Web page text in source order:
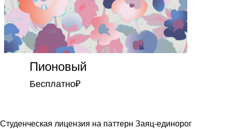
Пионовый
Бесплатно₽
Студенческая лицензия на паттерн Заяц-единорог